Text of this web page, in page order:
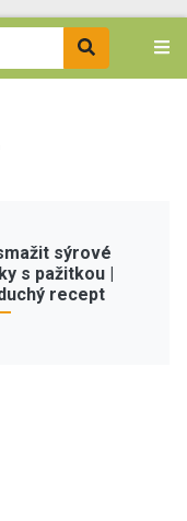
sýrové
s pažitkou |
recept